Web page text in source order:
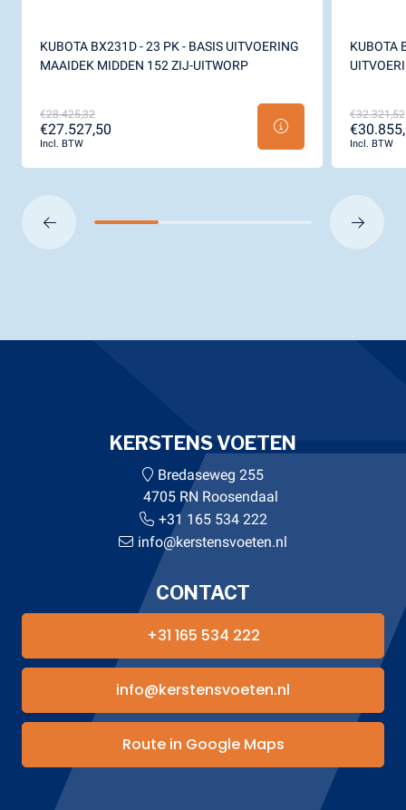
KUBOTA BX231D - 23 PK - BASIS UITVOERING
MAAIDEK MIDDEN 152 ZIJ-UITWORP
€28.425,32
€27.527,50
Incl. BTW
KUBOTA
€32.321,52
Incl. BTW
KERSTENS VOETEN
Bredaseweg 255
4705 RN Roosendaal
+31 165 534 222
info@kerstensvoeten.nl
CONTACT
+31 165 534 222
info@kerstensvoeten.nl
Route in Google Maps